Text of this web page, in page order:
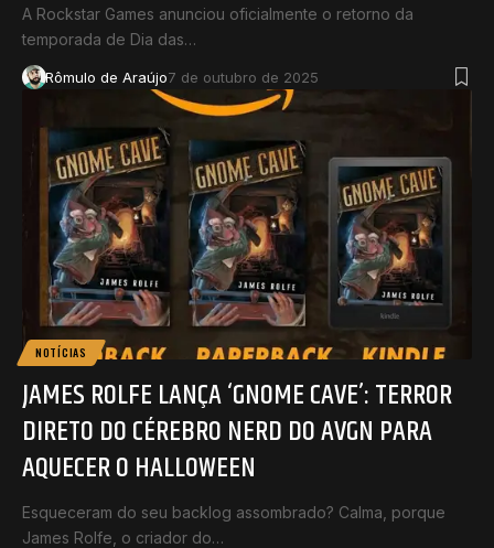
A Rockstar Games anunciou oficialmente o retorno da
temporada de Dia das…
Rômulo de Araújo7 de outubro de 2025
NOTÍCIAS
JAMES ROLFE LANÇA ‘GNOME CAVE’: TERROR
DIRETO DO CÉREBRO NERD DO AVGN PARA
AQUECER O HALLOWEEN
Esqueceram do seu backlog assombrado? Calma, porque
James Rolfe, o criador do…